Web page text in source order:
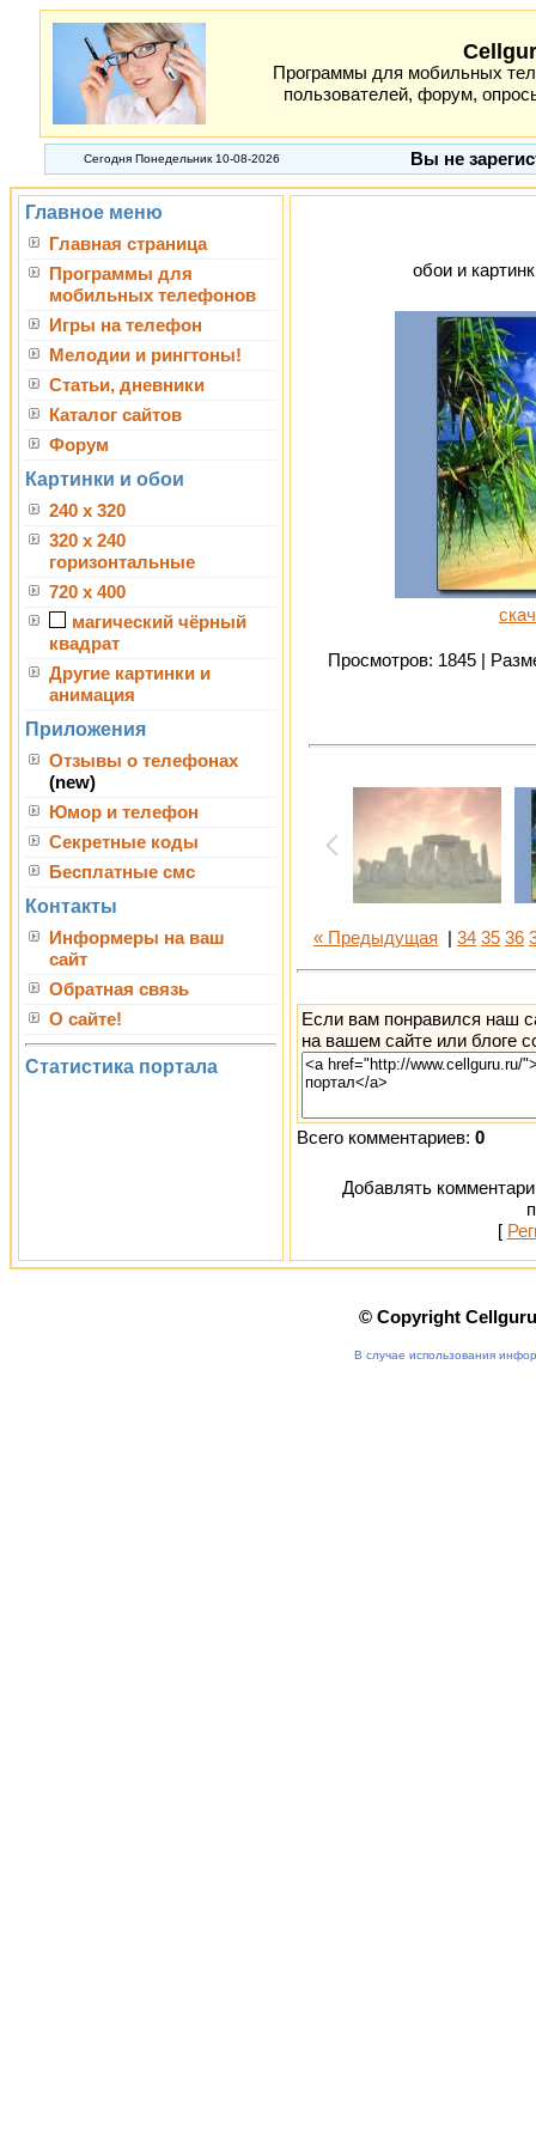
Программы для мобильных
пользователей, форум,
Сегодня Понедельник 10-08-2026 Вы не
Главное меню
Главная страница
Программы для
мобильных телефонов
Игры на телефон
Мелодии и рингтоны!
Статьи, дневники
Каталог сайтов
Форум
Картинки и обои
240 x 320
320 x 240
горизонтальные
720 x 400
магический чёрный
квадрат
Другие картинки и
анимация
Приложения
Отзывы о телефонах
(new)
Юмор и телефон
Секретные коды
Бесплатные смс
Контакты
Информеры на ваш
сайт
Обратная связь
О сайте!
Статистика портала
обои и
Просмотров: 1845 |
« Предыдущая 34 35 36
Если вам понравился наш
на вашем сайте или блоге
Всего комментариев: 0
Добавлять
[
© Copyright
В случае использования